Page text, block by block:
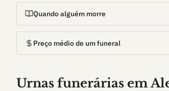
Quando alguém morre
Preço médio de um funeral
Urnas funerárias em